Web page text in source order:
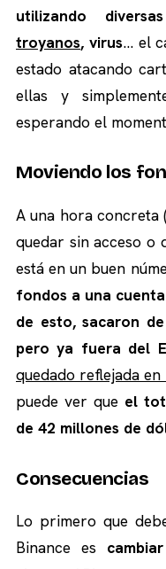
utilizando
troyanos, virus… el
estado atacando
ellas y
esperando el
Moviendo los
A una hora concreta
quedar sin acceso o
está en un buen
fondos a una
de esto, sacaron
pero ya fuera del
quedado reflejada
puede ver que el
de 42 millones de
Consecuencias
Lo primero que
Binance es